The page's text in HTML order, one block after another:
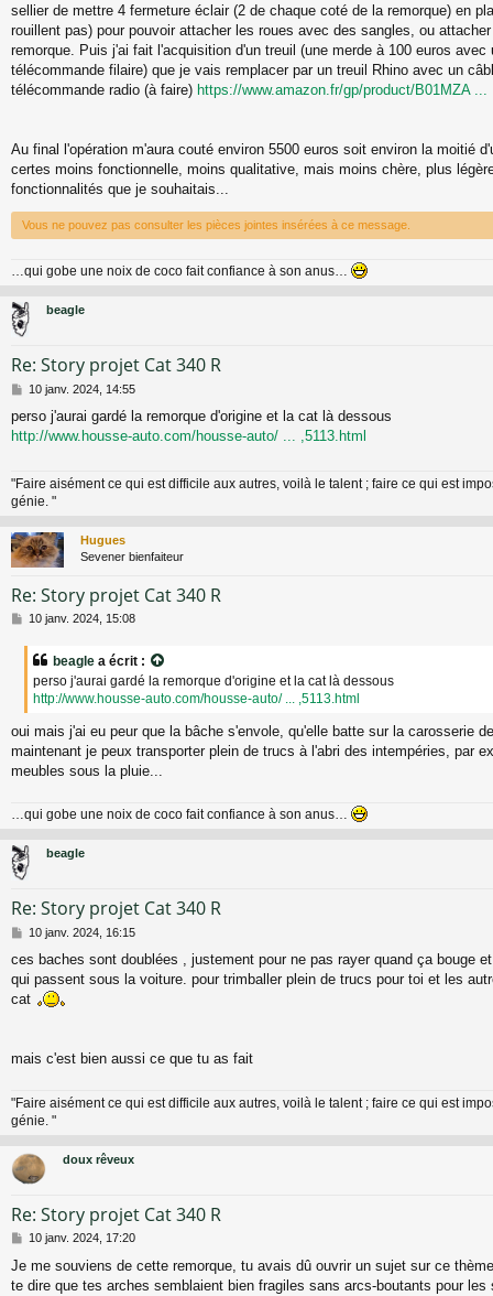
sellier de mettre 4 fermeture éclair (2 de chaque coté de la remorque) en
rouillent pas) pour pouvoir attacher les roues avec des sangles, ou
remorque. Puis j'ai fait l'acquisition d'un treuil (une merde à 100 euros avec
télécommande filaire) que je vais remplacer par un treuil Rhino avec un
télécommande radio (à faire) https://www.amazon.fr/gp/product/B01MZA ...
Au final l'opération m'aura couté environ 5500 euros soit environ la moitié
certes moins fonctionnelle, moins qualitative, mais moins chère, plus
fonctionnalités que je souhaitais...
Vous ne pouvez pas consulter les pièces jointes insérées à ce message.
…qui gobe une noix de coco fait confiance à son anus…
beagle
Re: Story projet Cat 340 R
M
s
s
e
10 janv. 2024, 14:55
perso j'aurai gardé la remorque d'origine et la cat là dessous
http://www.housse-auto.com/housse-auto/ ... ,5113.html
"Faire aisément ce qui est difficile aux autres, voilà le talent ; faire ce qui est
génie. "
Hugues
Sevener bienfaiteur
Re: Story projet Cat 340 R
M
e
10 janv. 2024, 15:08
beagle a écrit :
perso j'aurai gardé la remorque d'origine et la cat là dessous
http://www.housse-auto.com/housse-auto/ ... ,5113.html
oui mais j'ai eu peur que la bâche s'envole, qu'elle batte sur la carosserie
maintenant je peux transporter plein de trucs à l'abri des intempéries, par
meubles sous la pluie...
…qui gobe une noix de coco fait confiance à son anus…
beagle
Re: Story projet Cat 340 R
M
s
s
a
10 janv. 2024, 16:15
ces baches sont doublées , justement pour ne pas rayer quand ça bouge
qui passent sous la voiture. pour trimballer plein de trucs pour toi et les
cat
mais c'est bien aussi ce que tu as fait
"Faire aisément ce qui est difficile aux autres, voilà le talent ; faire ce qui est
génie. "
doux rêveux
Re: Story projet Cat 340 R
M
s
s
10 janv. 2024, 17:20
Je me souviens de cette remorque, tu avais dû ouvrir un sujet sur ce
te dire que tes arches semblaient bien fragiles sans arcs-boutants pour les